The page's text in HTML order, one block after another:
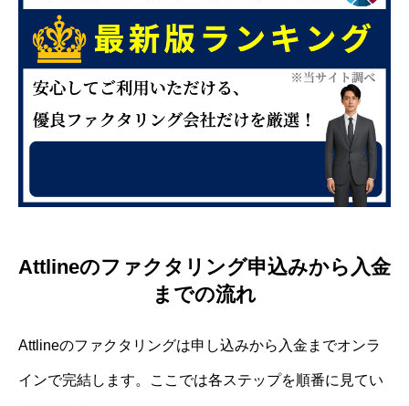
Attlineのファクタリング申込みから入金
までの流れ
Attlineのファクタリングは申し込みから入金までオンラ
インで完結します。ここでは各ステップを順番に見てい